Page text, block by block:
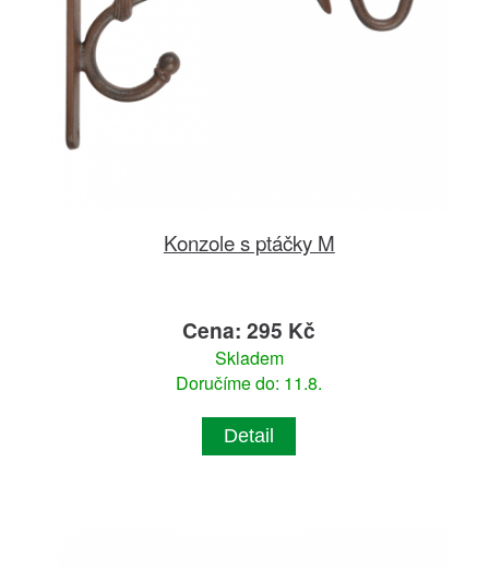
Konzole s ptáčky M
Cena: 295 Kč
Skladem
Doručíme do: 11.8.
Detail